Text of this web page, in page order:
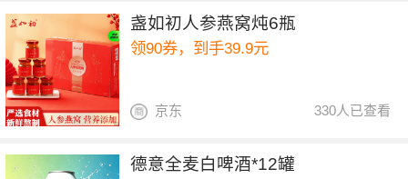
盏如初人参燕窝炖6瓶
领90券，到手39.9元
330人已查看
京东
德意全麦白啤酒*12罐